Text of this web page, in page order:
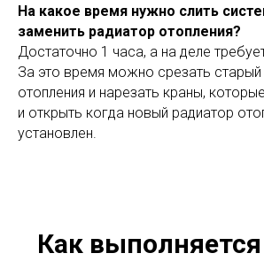
На какое время нужно слить
заменить радиатор отопления?
Достаточно 1 часа, а на деле
За это время можно срезать старый
отопления и нарезать краны,
и открыть когда новый радиатор
установлен.
Как